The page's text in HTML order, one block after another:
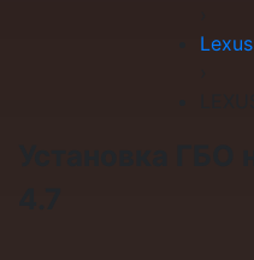
Lexus